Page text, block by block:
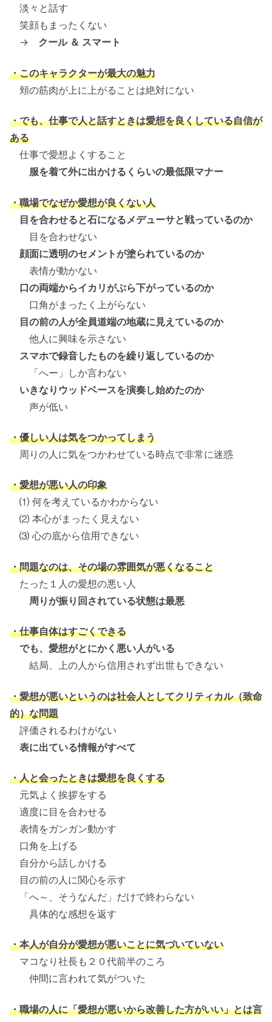
淡々と話す
笑顔もまったくない
→ クール ＆ スマート
・このキャラクターが最大の魅力
頬の筋肉が上に上がることは絶対にない
・でも、仕事で人と話すときは愛想を良くしている自信が
ある
仕事で愛想よくすること
服を着て外に出かけるくらいの最低限マナー
・職場でなぜか愛想が良くない人
目を合わせると石になるメデューサと戦っているのか
目を合わせない
顔面に透明のセメントが塗られているのか
表情が動かない
口の両端からイカリがぶら下がっているのか
口角がまったく上がらない
目の前の人が全員道端の地蔵に見えているのか
他人に興味を示さない
スマホで録音したものを繰り返しているのか
「へー」しか言わない
いきなりウッドベースを演奏し始めたのか
声が低い
・優しい人は気をつかってしまう
周りの人に気をつかわせている時点で非常に迷惑
・愛想が悪い人の印象
⑴ 何を考えているかわからない
⑵ 本心がまったく見えない
⑶ 心の底から信用できない
・問題なのは、その場の雰囲気が悪くなること
たった１人の愛想の悪い人
周りが振り回されている状態は最悪
・仕事自体はすごくできる
でも、愛想がとにかく悪い人がいる
結局、上の人から信用されず出世もできない
・愛想が悪いというのは社会人としてクリティカル（致命
的）な問題
評価されるわけがない
表に出ている情報がすべて
・人と会ったときは愛想を良くする
元気よく挨拶をする
適度に目を合わせる
表情をガンガン動かす
口角を上げる
自分から話しかける
目の前の人に関心を示す
「へ～、そうなんだ」だけで終わらない
具体的な感想を返す
・本人が自分が愛想が悪いことに気づいていない
マコなり社長も２０代前半のころ
仲間に言われて気がついた
・職場の人に「愛想が悪いから改善した方がいい」とは言